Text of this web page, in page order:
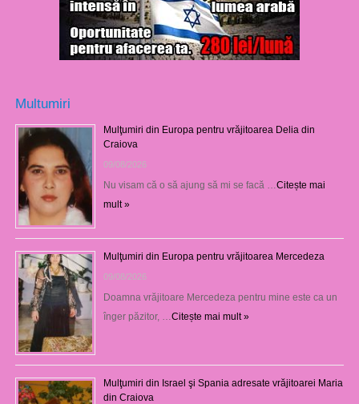
Multumiri
Mulţumiri din Europa pentru vrăjitoarea Delia din
Craiova
09/08/2026
Nu visam că o să ajung să mi se facă … Citește mai
mult »
Mulţumiri din Europa pentru vrăjitoarea Mercedeza
09/08/2026
Doamna vrăjitoare Mercedeza pentru mine este ca un
înger păzitor, … Citește mai mult »
Mulţumiri din Israel şi Spania adresate vrăjitoarei Maria
din Craiova